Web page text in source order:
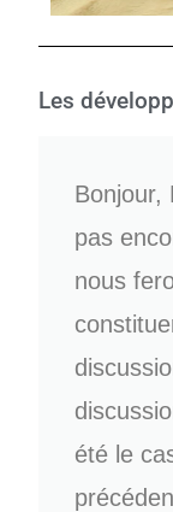
Les
Bonjour,
pas
nous
été le